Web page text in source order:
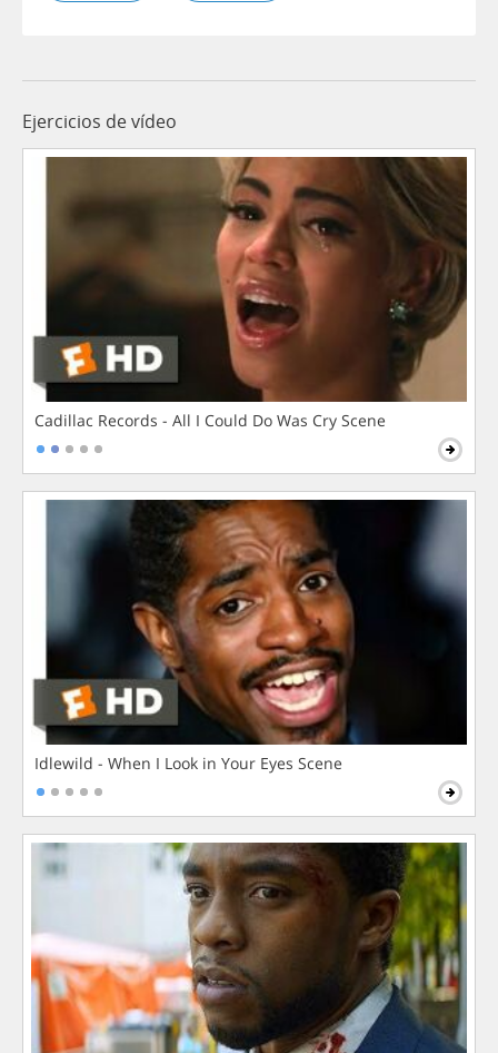
Ejercicios de vídeo
Cadillac Records - All I Could Do Was Cry Scene
Idlewild - When I Look in Your Eyes Scene